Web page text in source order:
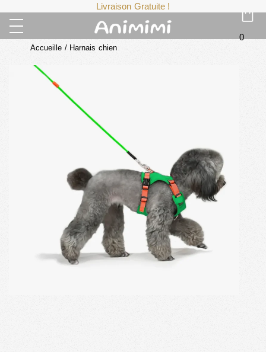
Livraison Gratuite !
0
Accueille / Harnais chien